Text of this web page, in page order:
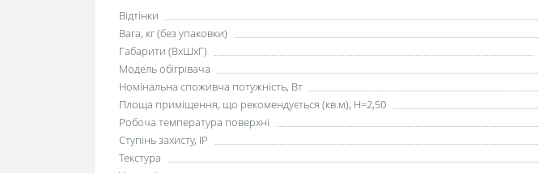
Відтінки
Вага, кг (без упаковки)
Габарити (ВхШхГ)
Модель обігрівача
Номінальна споживча потужність, Вт
Площа приміщення, що рекомендується (кв.м), H=2,50
Робоча температура поверхні
Ступінь захисту, IP
Текстура